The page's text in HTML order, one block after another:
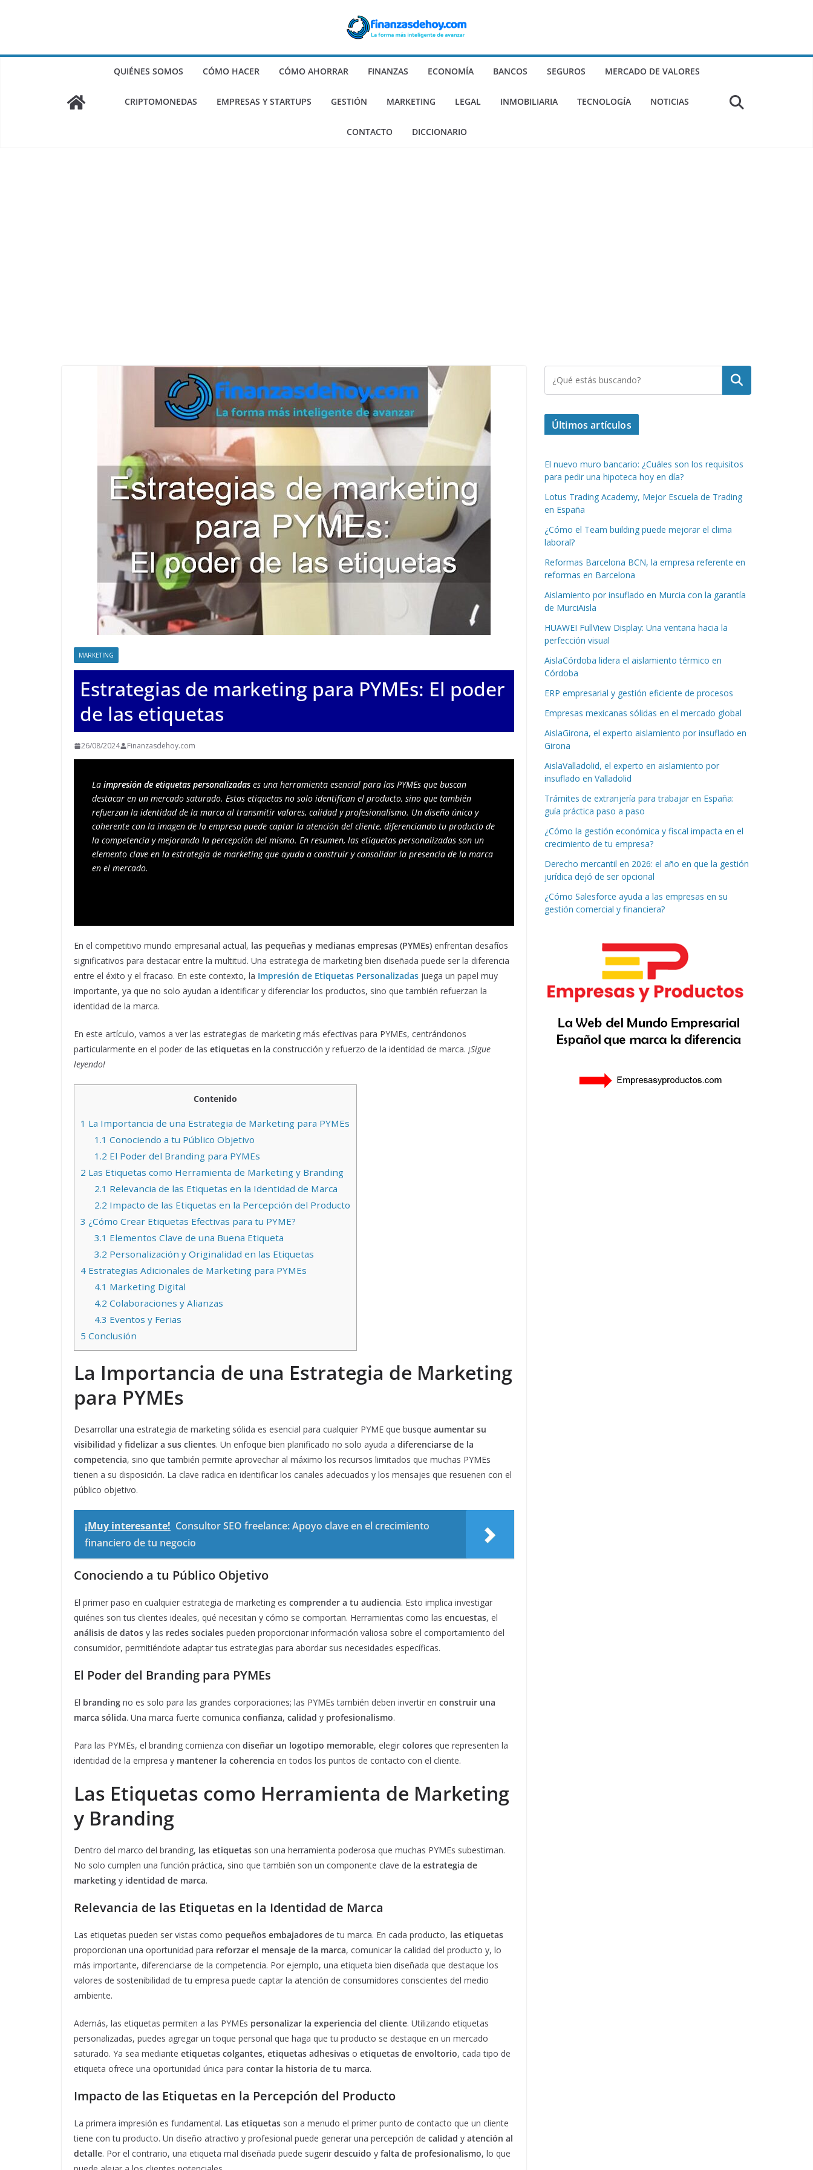
QUIÉNES SOMOS CÓMO HACER CÓMO AHORRAR FINANZAS ECONOMÍA BANCOS SEGUROS MERCADO DE VALORES
CRIPTOMONEDAS EMPRESAS Y STARTUPS GESTIÓN MARKETING LEGAL INMOBILIARIA TECNOLOGÍA NOTICIAS
CONTACTO DICCIONARIO
MARKETING
Estrategias de marketing para PYMEs: El poder
de las etiquetas
26/08/2024 Finanzasdehoy.com
La impresión de etiquetas personalizadas es una herramienta esencial para las PYMEs que buscan
destacar en un mercado saturado. Estas etiquetas no solo identifican el producto, sino que también
refuerzan la identidad de la marca al transmitir valores, calidad y profesionalismo. Un diseño único y
coherente con la imagen de la empresa puede captar la atención del cliente, diferenciando tu producto de
la competencia y mejorando la percepción del mismo. En resumen, las etiquetas personalizadas son un
elemento clave en la estrategia de marketing que ayuda a construir y consolidar la presencia de la marca
en el mercado.
En el competitivo mundo empresarial actual, las pequeñas y medianas empresas (PYMEs) enfrentan desafíos
significativos para destacar entre la multitud. Una estrategia de marketing bien diseñada puede ser la diferencia
entre el éxito y el fracaso. En este contexto, la Impresión de Etiquetas Personalizadas juega un papel muy
importante, ya que no solo ayudan a identificar y diferenciar los productos, sino que también refuerzan la
identidad de la marca.
En este artículo, vamos a ver las estrategias de marketing más efectivas para PYMEs, centrándonos
particularmente en el poder de las etiquetas en la construcción y refuerzo de la identidad de marca. ¡Sigue
leyendo!
Contenido
1 La Importancia de una Estrategia de Marketing para PYMEs
1.1 Conociendo a tu Público Objetivo
1.2 El Poder del Branding para PYMEs
2 Las Etiquetas como Herramienta de Marketing y Branding
2.1 Relevancia de las Etiquetas en la Identidad de Marca
2.2 Impacto de las Etiquetas en la Percepción del Producto
3 ¿Cómo Crear Etiquetas Efectivas para tu PYME?
3.1 Elementos Clave de una Buena Etiqueta
3.2 Personalización y Originalidad en las Etiquetas
4 Estrategias Adicionales de Marketing para PYMEs
4.1 Marketing Digital
4.2 Colaboraciones y Alianzas
4.3 Eventos y Ferias
5 Conclusión
La Importancia de una Estrategia de Marketing
para PYMEs
Desarrollar una estrategia de marketing sólida es esencial para cualquier PYME que busque aumentar su
visibilidad y fidelizar a sus clientes. Un enfoque bien planificado no solo ayuda a diferenciarse de la
competencia, sino que también permite aprovechar al máximo los recursos limitados que muchas PYMEs
tienen a su disposición. La clave radica en identificar los canales adecuados y los mensajes que resuenen con el
público objetivo.
¡Muy interesante! Consultor SEO freelance: Apoyo clave en el crecimiento
financiero de tu negocio
Conociendo a tu Público Objetivo
El primer paso en cualquier estrategia de marketing es comprender a tu audiencia. Esto implica investigar
quiénes son tus clientes ideales, qué necesitan y cómo se comportan. Herramientas como las encuestas, el
análisis de datos y las redes sociales pueden proporcionar información valiosa sobre el comportamiento del
consumidor, permitiéndote adaptar tus estrategias para abordar sus necesidades específicas.
El Poder del Branding para PYMEs
El branding no es solo para las grandes corporaciones; las PYMEs también deben invertir en construir una
marca sólida. Una marca fuerte comunica confianza, calidad y profesionalismo.
Para las PYMEs, el branding comienza con diseñar un logotipo memorable, elegir colores que representen la
identidad de la empresa y mantener la coherencia en todos los puntos de contacto con el cliente.
Las Etiquetas como Herramienta de Marketing
y Branding
Dentro del marco del branding, las etiquetas son una herramienta poderosa que muchas PYMEs subestiman.
No solo cumplen una función práctica, sino que también son un componente clave de la estrategia de
marketing y identidad de marca.
Relevancia de las Etiquetas en la Identidad de Marca
Las etiquetas pueden ser vistas como pequeños embajadores de tu marca. En cada producto, las etiquetas
proporcionan una oportunidad para reforzar el mensaje de la marca, comunicar la calidad del producto y, lo
más importante, diferenciarse de la competencia. Por ejemplo, una etiqueta bien diseñada que destaque los
valores de sostenibilidad de tu empresa puede captar la atención de consumidores conscientes del medio
ambiente.
Además, las etiquetas permiten a las PYMEs personalizar la experiencia del cliente. Utilizando etiquetas
personalizadas, puedes agregar un toque personal que haga que tu producto se destaque en un mercado
saturado. Ya sea mediante etiquetas colgantes, etiquetas adhesivas o etiquetas de envoltorio, cada tipo de
etiqueta ofrece una oportunidad única para contar la historia de tu marca.
Impacto de las Etiquetas en la Percepción del Producto
La primera impresión es fundamental. Las etiquetas son a menudo el primer punto de contacto que un cliente
tiene con tu producto. Un diseño atractivo y profesional puede generar una percepción de calidad y atención al
detalle. Por el contrario, una etiqueta mal diseñada puede sugerir descuido y falta de profesionalismo, lo que
Buscar
Últimos artículos
El nuevo muro bancario: ¿Cuáles son los requisitos
para pedir una hipoteca hoy en día?
Lotus Trading Academy, Mejor Escuela de Trading
en España
¿Cómo el Team building puede mejorar el clima
laboral?
Reformas Barcelona BCN, la empresa referente en
reformas en Barcelona
Aislamiento por insuflado en Murcia con la garantía
de MurciAisla
HUAWEI FullView Display: Una ventana hacia la
perfección visual
AislaCórdoba lidera el aislamiento térmico en
Córdoba
ERP empresarial y gestión eficiente de procesos
Empresas mexicanas sólidas en el mercado global
AislaGirona, el experto aislamiento por insuflado en
Girona
AislaValladolid, el experto en aislamiento por
insuflado en Valladolid
Trámites de extranjería para trabajar en España:
guía práctica paso a paso
¿Cómo la gestión económica y fiscal impacta en el
crecimiento de tu empresa?
Derecho mercantil en 2026: el año en que la gestión
jurídica dejó de ser opcional
¿Cómo Salesforce ayuda a las empresas en su
gestión comercial y financiera?